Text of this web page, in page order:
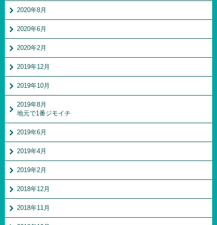
2020年8月
2020年6月
2020年2月
2019年12月
2019年10月
2019年8月
地元で1番ジモイチ
2019年6月
2019年4月
2019年2月
2018年12月
2018年11月